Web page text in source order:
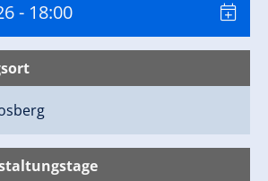
- 18:00